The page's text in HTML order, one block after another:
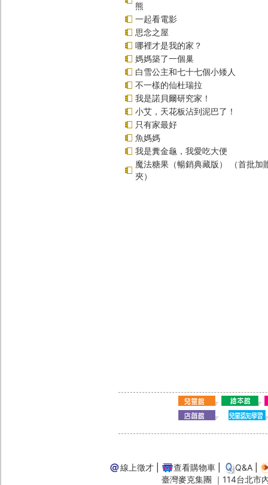
熊
一起看電影
思念之屋
哪裡才是我的家？
媽媽築了一個巢
白雪公主和七十七個小矮人
不一樣的仙杜瑞拉
我是諾貝爾研究家！
小艾，天花板沾到泥巴了！
只有家最好
魚媽媽
我是糞金龜，我愛吃大便
魔法糖果（暢銷典藏版） （首批加
夾）
線上徵才 查看購物車 Q&A
臺灣麥克集團 ｜114台北